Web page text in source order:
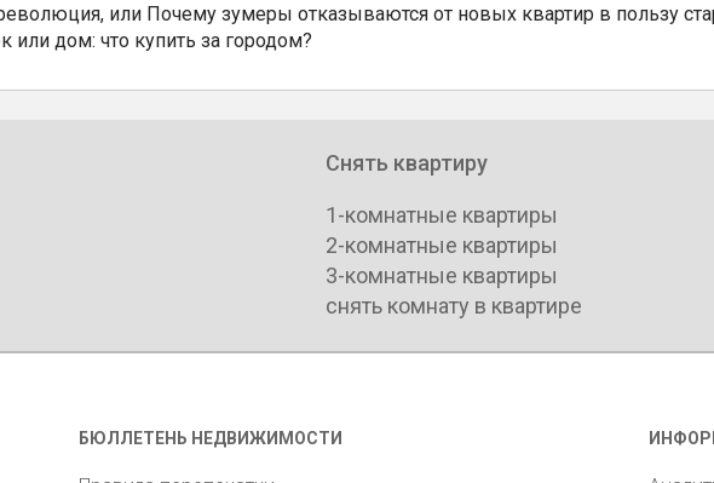
или Почему зумеры отказываются от новых квартир в пользу
или дом: что купить за городом?
Снять квартиру
1-комнатные квартиры
2-комнатные квартиры
3-комнатные квартиры
снять комнату в квартире
БЮЛЛЕТЕНЬ НЕДВИЖИМОСТИ